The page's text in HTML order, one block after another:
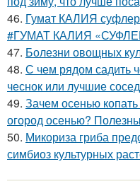
46. Гумат КАЛИЯ
#ГУМАТ КАЛИЯ
47. Болезни овощных
48. С чем рядом садить
чеснок или лучшие
49. Зачем осенью
огород осенью?
50. Микориза гриба
симбиоз культурных